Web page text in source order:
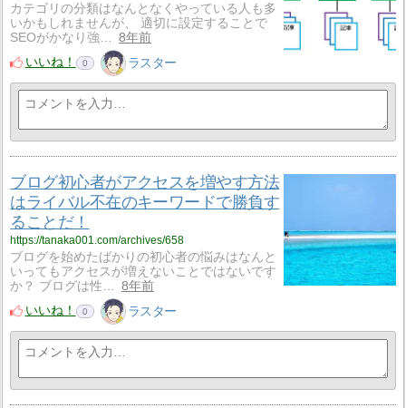
カテゴリの分類はなんとなくやっている人も多
いかもしれませんが、 適切に設定することで
SEOがかなり強…
8年前
いいね！
0 ラスター
ブログ初心者がアクセスを増やす方法
はライバル不在のキーワードで勝負す
ることだ！
https://tanaka001.com/archives/658
ブログを始めたばかりの初心者の悩みはなんと
いってもアクセスが増えないことではないです
か？ ブログは性…
8年前
いいね！
0 ラスター